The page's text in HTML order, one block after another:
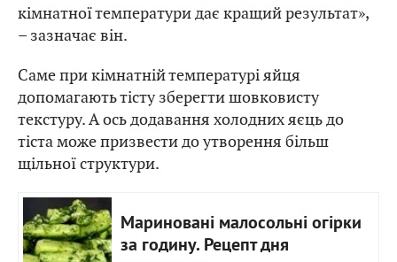
кімнатної температури дає кращий результат»,
– зазначає він.
Саме при кімнатній температурі яйця
допомагають тісту зберегти шовковисту
текстуру. А ось додавання холодних яєць до
тіста може призвести до утворення більш
щільної структури.
Мариновані малосольні огірки
за годину. Рецепт дня